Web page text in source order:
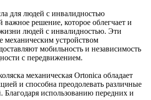
для людей с инвалидностью
важное решение, которое облегчает и
людей с инвалидностью. Эти
механическим устройством
мобильность и независимость
с передвижением.
механическая Ortonica обладает
и способна преодолевать различные
Благодаря использованию передних и